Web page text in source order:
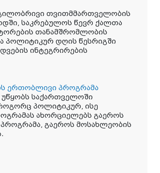
თვითმმართველობის
საკრებულოს წევრ ქალთა
თანამშრომლობის
პოლიტიკურ დღის წესრიგში
ინტეგრირების
ერთობლივი პროგრამა
საქართველოში
პოლიტიკურ, ისე
ახორციელებს გაეროს
პროგრამა, გაეროს მოსახლეობის